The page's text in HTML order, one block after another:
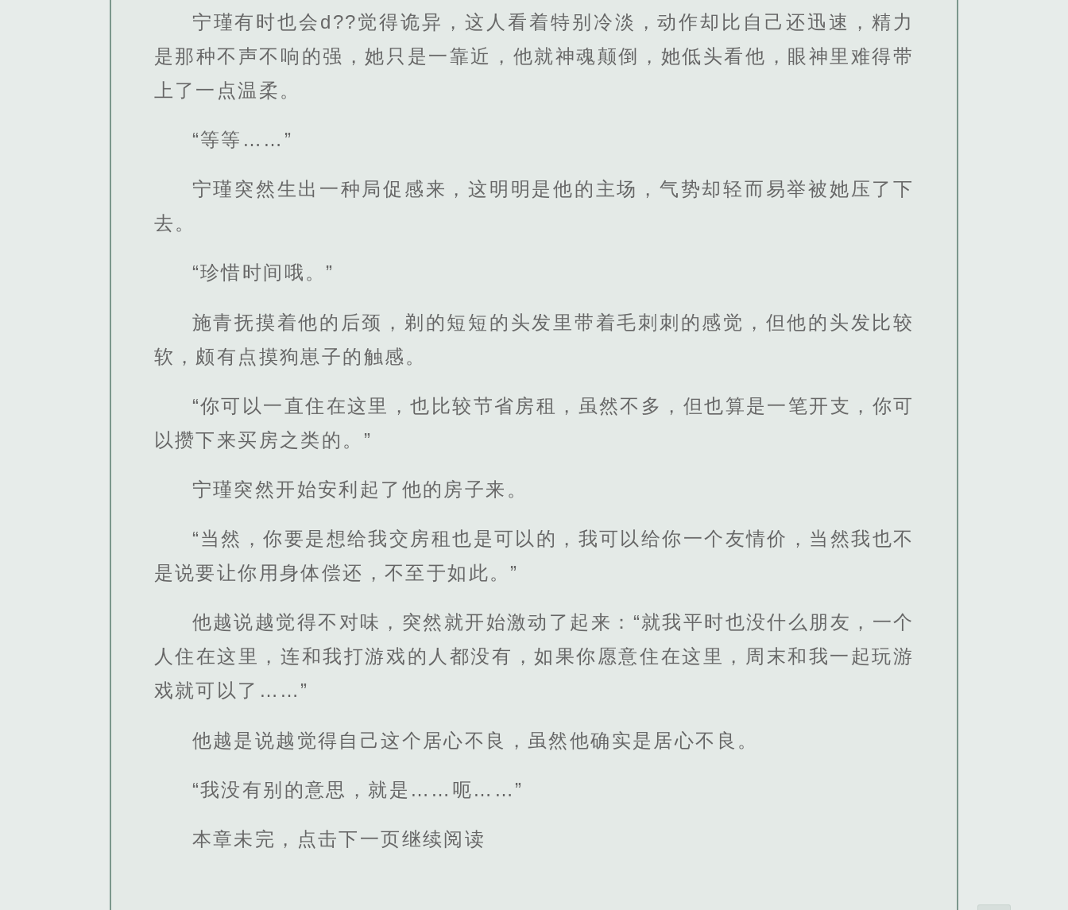
宁瑾有时也会d??觉得诡异，这人看着特别冷淡，动作却比自己还迅速，精力
是那种不声不响的强，她只是一靠近，他就神魂颠倒，她低头看他，眼神里难得带
上了一点温柔。
“等等……”
宁瑾突然生出一种局促感来，这明明是他的主场，气势却轻而易举被她压了下
去。
“珍惜时间哦。”
施青抚摸着他的后颈，剃的短短的头发里带着毛刺刺的感觉，但他的头发比较
软，颇有点摸狗崽子的触感。
“你可以一直住在这里，也比较节省房租，虽然不多，但也算是一笔开支，你可
以攒下来买房之类的。”
宁瑾突然开始安利起了他的房子来。
“当然，你要是想给我交房租也是可以的，我可以给你一个友情价，当然我也不
是说要让你用身体偿还，不至于如此。”
他越说越觉得不对味，突然就开始激动了起来：“就我平时也没什么朋友，一个
人住在这里，连和我打游戏的人都没有，如果你愿意住在这里，周末和我一起玩游
戏就可以了……”
他越是说越觉得自己这个居心不良，虽然他确实是居心不良。
“我没有别的意思，就是……呃……”
本章未完，点击下一页继续阅读